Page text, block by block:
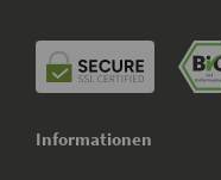
Informationen